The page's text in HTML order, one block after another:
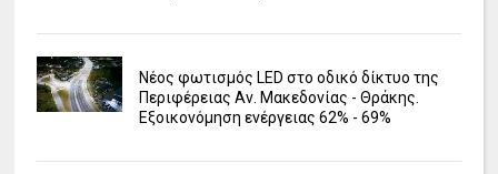
Νέος φωτισμός LED στο οδικό δίκτυο της
Περιφέρειας Αν. Μακεδονίας - Θράκης.
Εξοικονόμηση ενέργειας 62% - 69%